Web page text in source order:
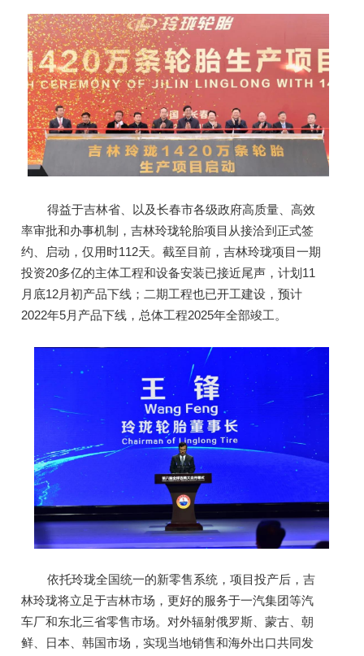
得益于吉林省、以及长春市各级政府高质量、高效
率审批和办事机制，吉林玲珑轮胎项目从接洽到正式签
约、启动，仅用时112天。 截至目前，吉林玲珑项目一期
投资20多亿的主体工程和设备安装已接近尾声，计划11
月底12月初产品下线； 二期工程也已开工建设，预计
2022年5月产品下线，总体工程2025年全部竣工。
依托玲珑全国统一的新零售系统，项目投产后，吉
林玲珑将立足于吉林市场，更好的服务于一汽集团等汽
车厂和东北三省零售市场。 对外辐射俄罗斯、蒙古、朝
鲜、日本、韩国市场，实现当地销售和海外出口共同发